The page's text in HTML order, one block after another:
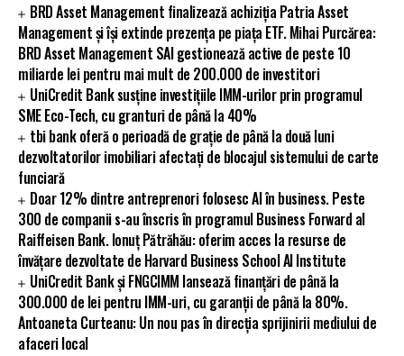
BRD Asset Management finalizează achiziția Patria Asset
Management și își extinde prezența pe piața ETF. Mihai Purcărea:
BRD Asset Management SAI gestionează active de peste 10
miliarde lei pentru mai mult de 200.000 de investitori
UniCredit Bank susține investițiile IMM-urilor prin programul
SME Eco-Tech, cu granturi de până la 40%
tbi bank oferă o perioadă de grație de până la două luni
dezvoltatorilor imobiliari afectați de blocajul sistemului de carte
funciară
Doar 12% dintre antreprenori folosesc AI în business. Peste
300 de companii s-au înscris în programul Business Forward al
Raiffeisen Bank. Ionuț Pătrăhău: oferim acces la resurse de
învățare dezvoltate de Harvard Business School AI Institute
UniCredit Bank și FNGCIMM lansează finanțări de până la
300.000 de lei pentru IMM-uri, cu garanții de până la 80%.
Antoaneta Curteanu: Un nou pas în direcția sprijinirii mediului de
afaceri local